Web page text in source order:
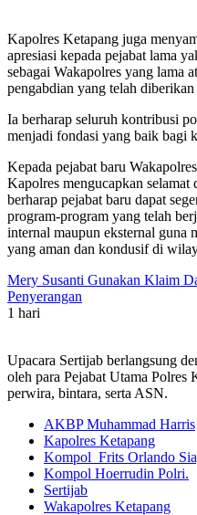
Kapolres Ketapang juga
apresiasi kepada pejabat lama
sebagai Wakapolres yang lama
pengabdian yang telah diberikan
Ia berharap seluruh kontribusi
menjadi fondasi yang baik bagi
Kepada pejabat baru
Kapolres mengucapkan selamat
berharap pejabat baru dapat
program-program yang telah
internal maupun eksternal guna
yang aman dan kondusif di
Mery Susanti Gunakan Klaim
Penyerangan
1 hari
Upacara Sertijab berlangsung
oleh para Pejabat Utama Polres
perwira, bintara, serta ASN.
AKBP Muhammad Harris
Kapolres Ketapang
Kompol Frits Orlando
Kompol Hoerrudin Polri.
Sertijab
Wakapolres Ketapang